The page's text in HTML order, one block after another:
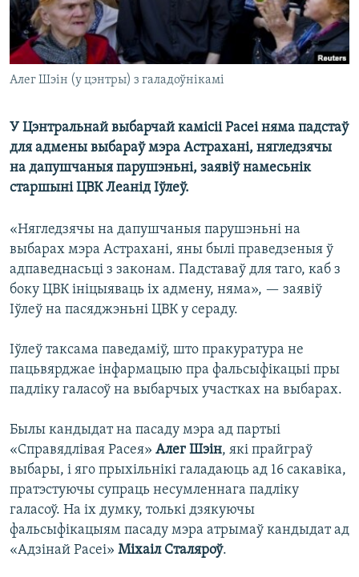
Алег Шэін (у цэнтры) з галадоўнікамі
У Цэнтральнай выбарчай камісіі Расеі няма падстаў
для адмены выбараў мэра Астрахані, нягледзячы
на ​​дапушчаныя парушэньні, заявіў намесьнік
старшыні ЦВК Леанід Іўлеў.
«Нягледзячы на дапушчаныя парушэньні на
выбарах мэра Астрахані, яны былі праведзеныя ў
адпаведнасьці з законам. Падставаў для таго, каб з
боку ЦВК ініцыяваць іх адмену, няма», — заявіў
Іўлеў на пасяджэньні ЦВК у сераду.
Іўлеў таксама паведаміў, што пракуратура не
пацьвярджае інфармацыю пра фальсыфікацыі пры
падліку галасоў на выбарчых участках на выбарах.
Былы кандыдат на пасаду мэра ад партыі
«Справядлівая Расея» Алег Шэін, які прайграў
выбары, і яго прыхільнікі галадаюць ад 16 сакавіка,
пратэстуючы супраць несумленнага падліку
галасоў. На іх думку, толькі дзякуючы
фальсыфікацыям пасаду мэра атрымаў кандыдат ад
«Адзінай Расеі» Міхаіл Сталяроў.